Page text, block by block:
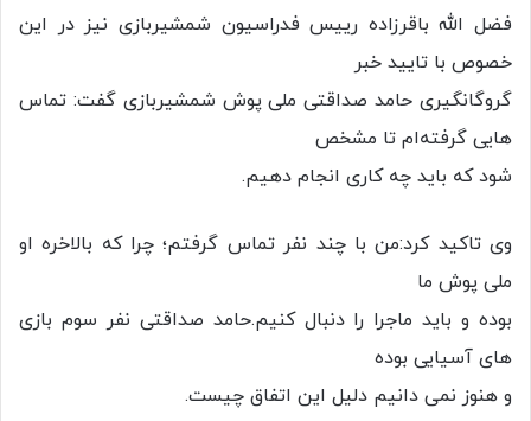
فضل الله باقرزاده رییس فدراسیون شمشیربازی نیز در این
خصوص با تایید خبر
گروگانگیری حامد صداقتی ملی پوش شمشیربازی گفت: تماس
هایی گرفته‌ام تا مشخص
شود که باید چه کاری انجام دهیم.
وی تاکید کرد:من با چند نفر تماس گرفتم؛ چرا که بالاخره او
ملی پوش ما
بوده و باید ماجرا را دنبال کنیم.حامد صداقتی نفر سوم بازی
های آسیایی بوده
و هنوز نمی دانیم دلیل این اتفاق چیست.